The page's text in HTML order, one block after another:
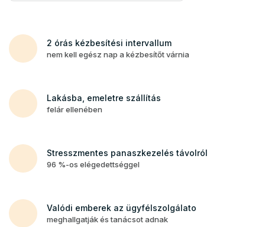
2 órás kézbesítési intervallum
nem kell egész nap a kézbesítőt várnia
Lakásba, emeletre szállítás
felár ellenében
Stresszmentes panaszkezelés távolról
96 %-os elégedettséggel
Valódi emberek az ügyfélszolgálato
meghallgatják és tanácsot adnak